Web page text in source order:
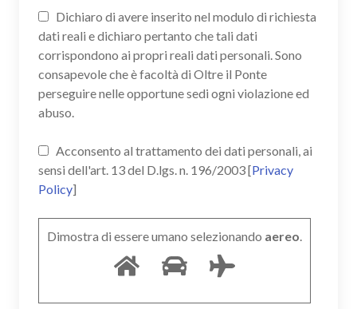
Dichiaro di avere inserito nel modulo di richiesta
dati reali e dichiaro pertanto che tali dati
corrispondono ai propri reali dati personali. Sono
consapevole che è facoltà di Oltre il Ponte
perseguire nelle opportune sedi ogni violazione ed
abuso.
Acconsento al trattamento dei dati personali, ai
sensi dell'art. 13 del D.lgs. n. 196/2003 [Privacy
Policy]
Dimostra di essere umano selezionando aereo.